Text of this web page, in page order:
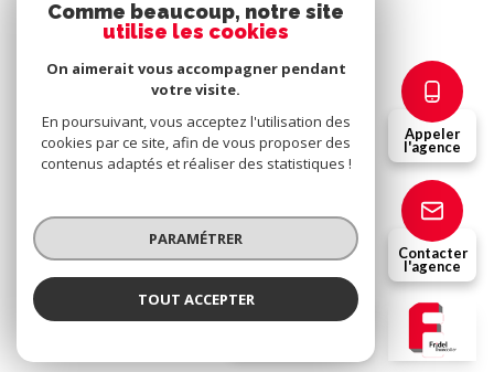
Fridel Immobilier
Appeler
l'agence
Contacter
l'agence
Cookies
© 2026 | Tous droits réservés
Réalisé par
Comme beaucoup, notre site
utilise les cookies
On aimerait vous accompagner pendant
votre visite.
En poursuivant, vous acceptez l'utilisation des
cookies par ce site, afin de vous proposer des
contenus adaptés et réaliser des statistiques !
PARAMÉTRER
TOUT ACCEPTER